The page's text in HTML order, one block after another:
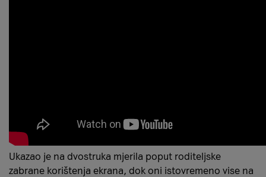
Ukazao je na dvostruka mjerila poput roditeljske
zabrane korištenja ekrana, dok oni istovremeno vise na